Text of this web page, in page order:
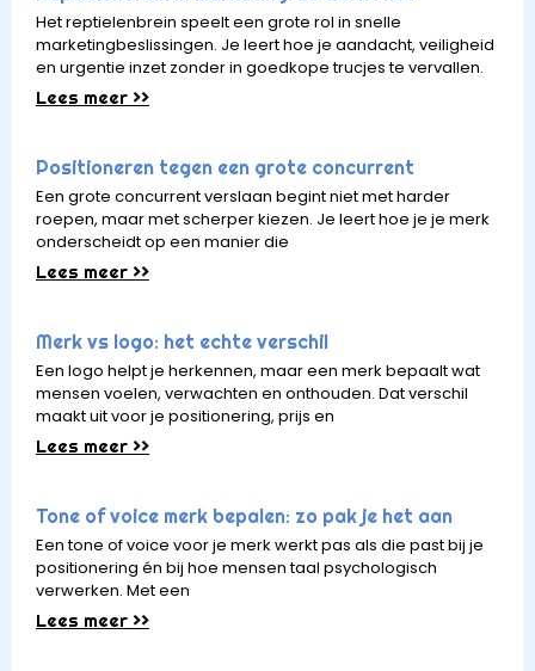
Het reptielenbrein speelt een grote rol in snelle
marketingbeslissingen. Je leert hoe je aandacht, veiligheid
en urgentie inzet zonder in goedkope trucjes te vervallen.
Lees meer >>
Positioneren tegen een grote concurrent
Een grote concurrent verslaan begint niet met harder
roepen, maar met scherper kiezen. Je leert hoe je je merk
onderscheidt op een manier die
Lees meer >>
Merk vs logo: het echte verschil
Een logo helpt je herkennen, maar een merk bepaalt wat
mensen voelen, verwachten en onthouden. Dat verschil
maakt uit voor je positionering, prijs en
Lees meer >>
Tone of voice merk bepalen: zo pak je het aan
Een tone of voice voor je merk werkt pas als die past bij je
positionering én bij hoe mensen taal psychologisch
verwerken. Met een
Lees meer >>